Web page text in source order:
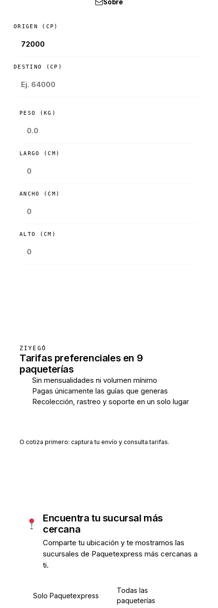
Sobre
ORIGEN (CP)
DESTINO (CP)
PESO (KG)
LARGO (CM)
ANCHO (CM)
ALTO (CM)
ZIYEGÓ
Tarifas preferenciales en 9
paqueterías
Sin mensualidades ni volumen mínimo
Pagas únicamente las guías que generas
Recolección, rastreo y soporte en un solo lugar
O cotiza primero: captura tu envío y consulta tarifas.
Encuentra tu sucursal más
cercana
Comparte tu ubicación y te mostramos las
sucursales de Paquetexpress más cercanas a
ti.
Solo Paquetexpress
Todas las
paqueterías